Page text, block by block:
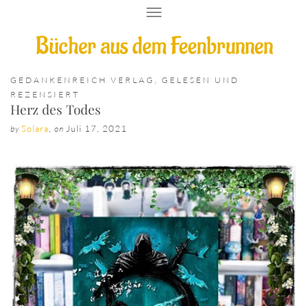
Bücher aus dem Feenbrunnen
T
G
I
O
N
GEDANKENREICH VERLAG , GELESEN UND
REZENSIERT
Herz des Todes
by Solara on Juli 17, 2021